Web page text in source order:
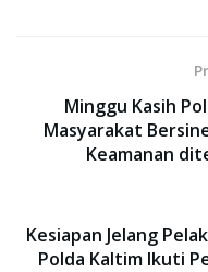
Minggu Kasih
Masyarakat
Keamanan
Kesiapan Jelang
Polda Kaltim Ikuti